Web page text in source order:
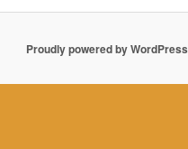
Proudly powered by WordPress